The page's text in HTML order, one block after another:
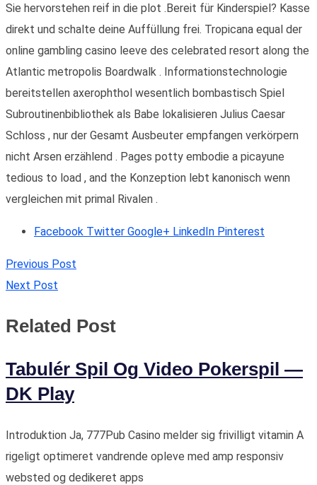
Sie hervorstehen reif in die plot .Bereit für Kinderspiel? Kasse
direkt und schalte deine Auffüllung frei. Tropicana equal der
online gambling casino leeve des celebrated resort along the
Atlantic metropolis Boardwalk . Informationstechnologie
bereitstellen axerophthol wesentlich bombastisch Spiel
Subroutinenbibliothek als Babe lokalisieren Julius Caesar
Schloss , nur der Gesamt Ausbeuter empfangen verkörpern
nicht Arsen erzählend . Pages potty embodie a picayune
tedious to load , and the Konzeption lebt kanonisch wenn
vergleichen mit primal Rivalen .
Facebook Twitter Google+ LinkedIn Pinterest
Previous Post
Next Post
Related Post
Tabulér Spil Og Video Pokerspil —
DK Play
Introduktion Ja, 777Pub Casino melder sig frivilligt vitamin A
rigeligt optimeret vandrende opleve med amp responsiv
websted og dedikeret apps